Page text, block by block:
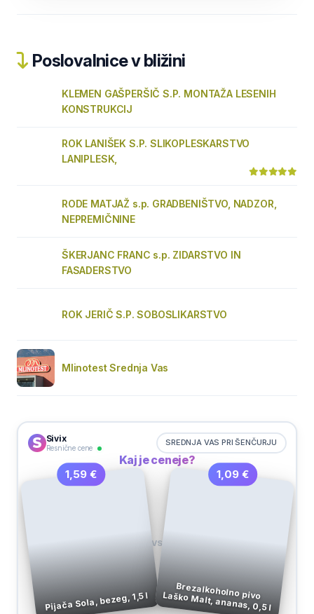
Poslovalnice v bližini
KLEMEN GAŠPERŠIČ S.P. MONTAŽA LESENIH
KONSTRUKCIJ
ROK LANIŠEK S.P. SLIKOPLESKARSTVO
LANIPLESK,
RODE MATJAŽ s.p. GRADBENIŠTVO, NADZOR,
NEPREMIČNINE
ŠKERJANC FRANC s.p. ZIDARSTVO IN
FASADERSTVO
ROK JERIČ S.P. SOBOSLIKARSTVO
Mlinotest Srednja Vas
Sivix
Resnične cene
SREDNJA VAS PRI ŠENČURJU
Kaj je ceneje?
1,59 €
Pijača Sola, bezeg, 1,5 l
VS
1,09 €
Brezalkoholno pivo Laško Malt, ananas, 0,5 l